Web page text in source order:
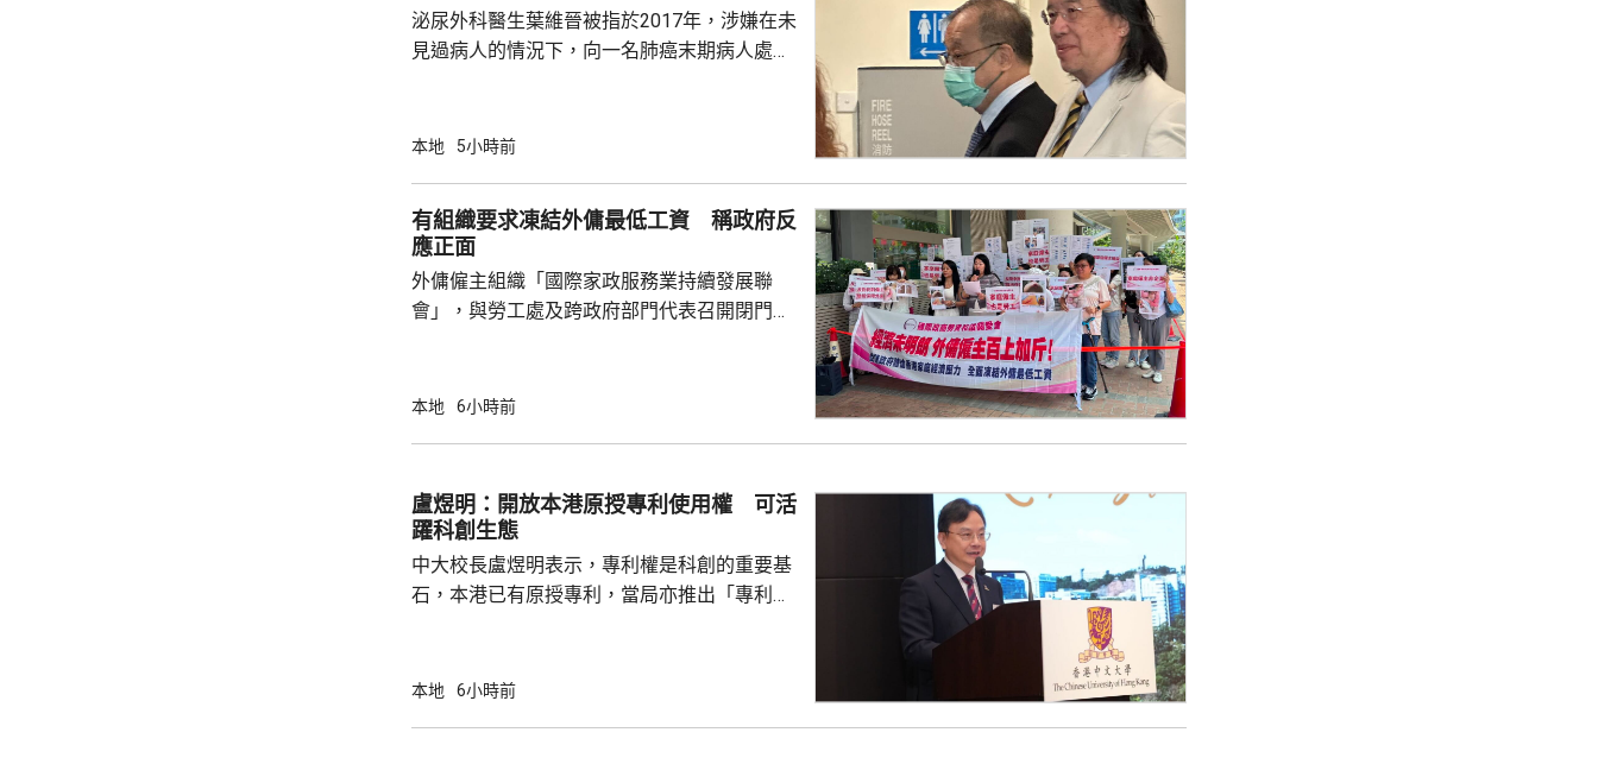
泌尿外科醫生葉維晉被指於2017年，涉嫌在未
見過病人的情況下，向一名肺癌末期病人處方
今日繼續傳召證人。 葉維晉作供時指，通常病
由於病人情況嚴重並臥床，不能作電話和視像
問診。葉維晉當時強調診所不是賣藥，堅持要
會見病人，只是在妹妹拒絕後，他只...
本地 5小時前
有組織要求凍結外傭最低工資 稱政府反
應正面
外傭僱主組織「國際家政服務業持續發展聯
會」，與勞工處及跨政府部門代表召開閉門會
並保持與持份者溝通。 國際家政服務業持續發
結最低工資及膳食津貼。組織指，雖然外傭現
時最低工資為5100元，不過連同免費住宿、水
電煤及膳食等費用，僱主每月實...
本地 6小時前
盧煜明：開放本港原授專利使用權 可活
躍科創生態
中大校長盧煜明表示，專利權是科創的重要基
石，本港已有原授專利，當局亦推出「專利
使用，相信會有更多人來港申請專利，活躍本
本地 6小時前